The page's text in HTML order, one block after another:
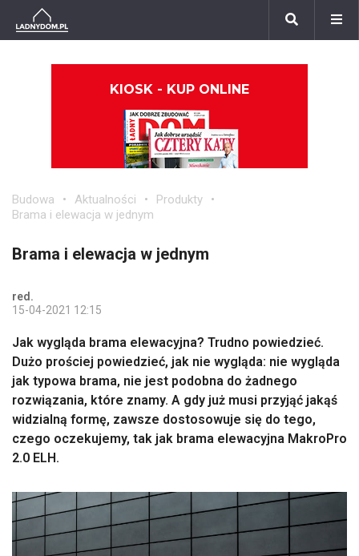
KIOSK - KUP ONLINE
Budowa Aktualności
Produkty
Brama i elewacja w jednym
Brama i elewacja w jednym
red.
15-04-2021 12:15
Jak wygląda brama elewacyjna? Trudno powiedzieć.
Dużo prościej powiedzieć, jak nie wygląda: nie wygląda
jak typowa brama, nie jest podobna do żadnego
rozwiązania, które znamy. A gdy już musi przyjąć jakąś
widzialną formę, zawsze dostosowuje się do tego,
czego oczekujemy, tak jak brama elewacyjna MakroPro
2.0 ELH.